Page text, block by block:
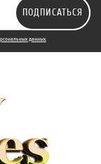
ПОДПИСАТЬСЯ
данных.